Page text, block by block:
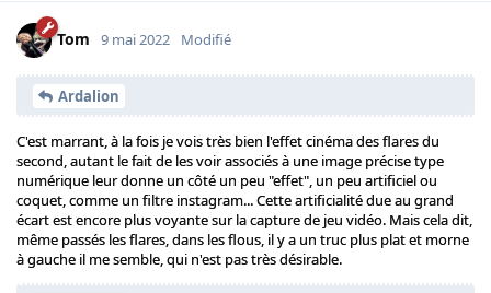
Tom 9 mai 2022 Modifié
Ardalion
C'est marrant, à la fois je vois très bien l'effet cinéma des flares du
second, autant le fait de les voir associés à une image précise type
numérique leur donne un côté un peu "effet", un peu artificiel ou
coquet, comme un filtre instagram... Cette artificialité due au grand
écart est encore plus voyante sur la capture de jeu vidéo. Mais cela dit,
même passés les flares, dans les flous, il y a un truc plus plat et morne
à gauche il me semble, qui n'est pas très désirable.